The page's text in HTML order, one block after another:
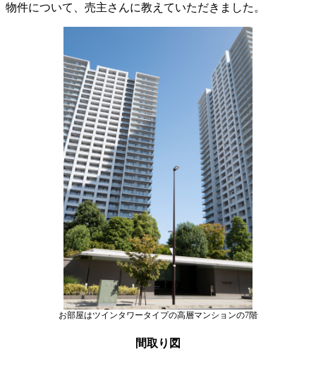
物件について、売主さんに教えていただきました。
お部屋はツインタワータイプの高層マンションの7階
間取り図